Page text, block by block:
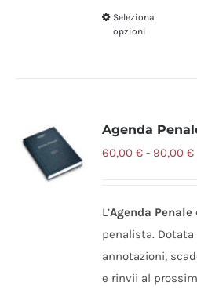
Seleziona
opzioni
Agenda
60,00€ - 90,00€
L’Agenda Penale
penalista. Dotata
annotazioni,
e rinvii al